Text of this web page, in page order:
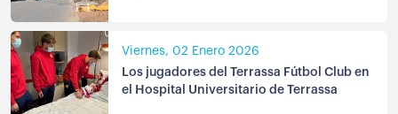
Viernes, 02 Enero 2026
Los jugadores del Terrassa Fútbol Club en
el Hospital Universitario de Terrassa